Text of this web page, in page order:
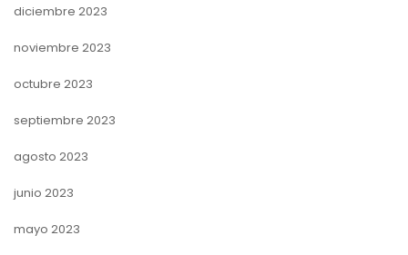
diciembre 2023
noviembre 2023
octubre 2023
septiembre 2023
agosto 2023
junio 2023
mayo 2023